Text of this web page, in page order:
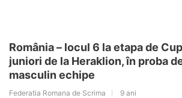
România – locul 6 la etapa de
juniori de la Heraklion, în proba
masculin echipe
Federatia Romana de Scrima 9 ani